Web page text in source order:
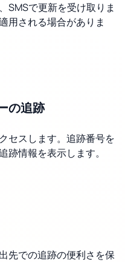
SMSで更新を受け取りま
用される場合がありま
の追跡
セスします。追跡番号を
跡情報を表示します。
先での追跡の便利さを保